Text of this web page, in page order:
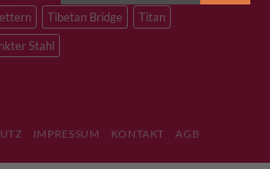
Tibetan Bridge
Titan
Stahl
IMPRESSUM KONTAKT AGB